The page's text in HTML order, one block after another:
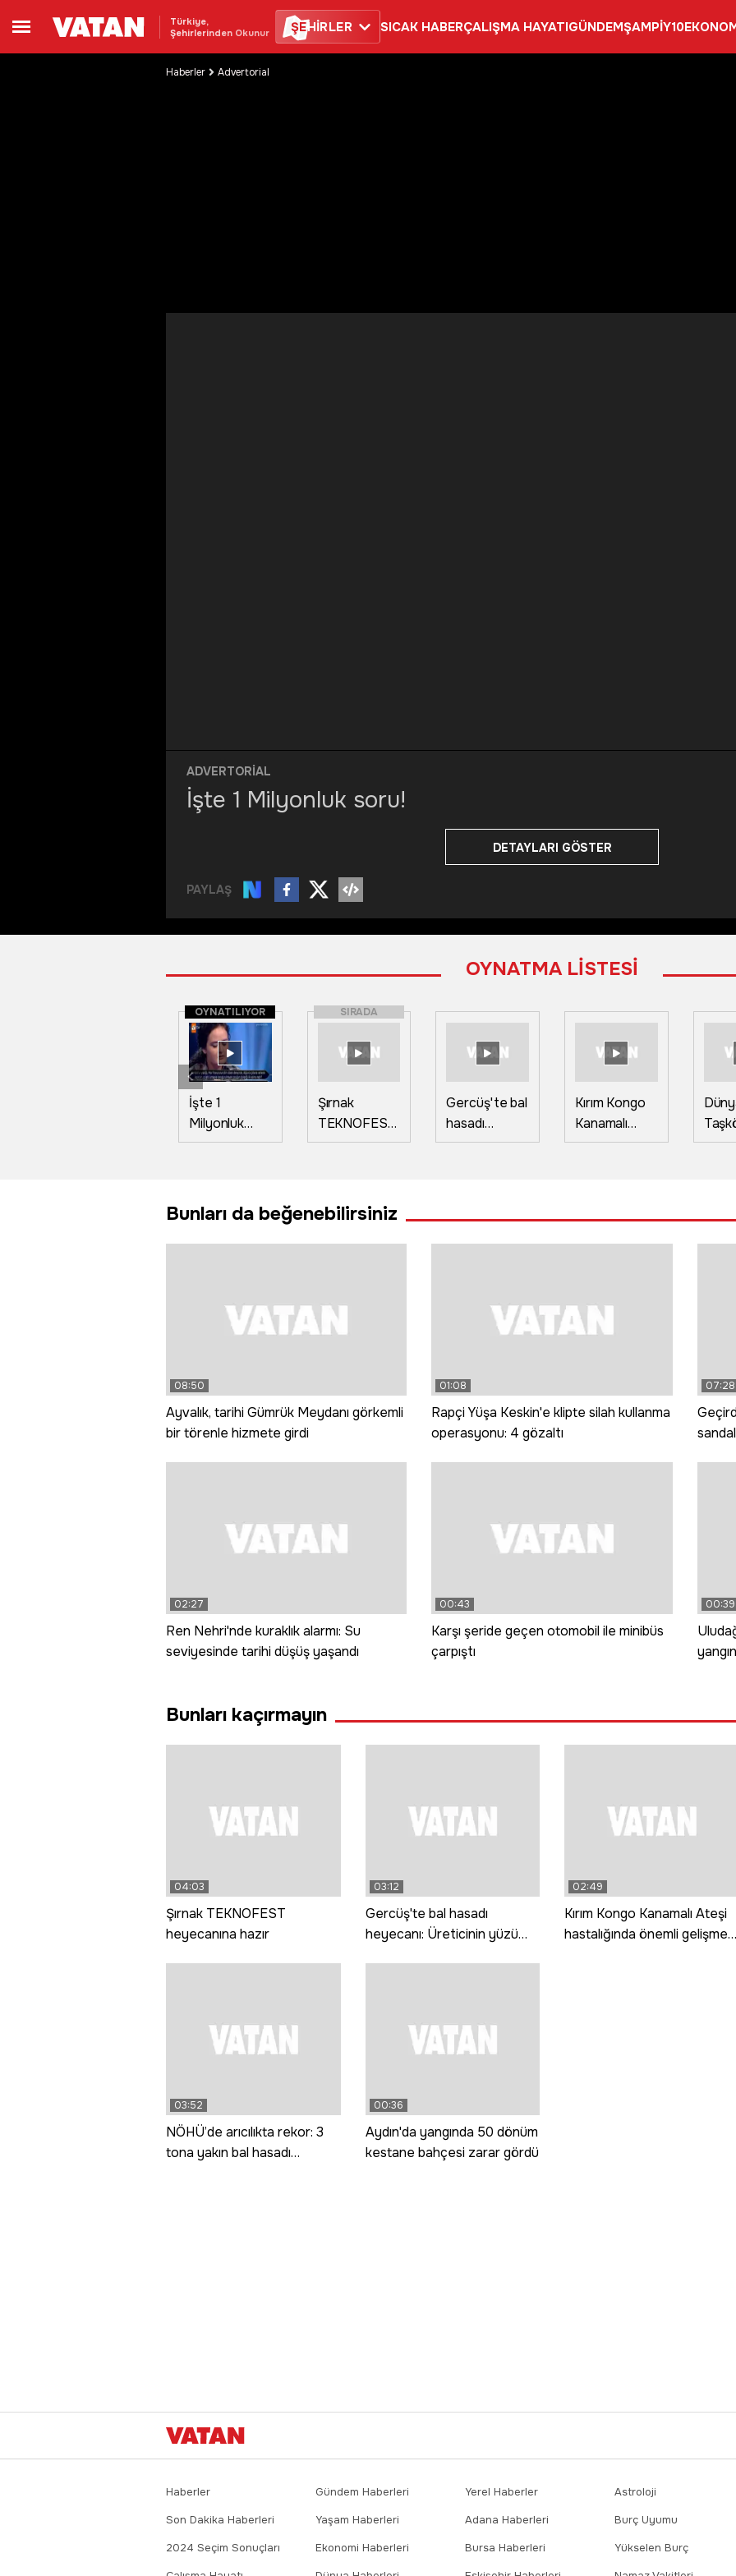
Türkiye,
Şehirlerinden Okunur
ŞEHİRLER SICAK HABERÇALIŞMA HAYATIGÜNDEMŞAMPİY10
Haberler Advertorial
ADVERTORİAL
İşte 1 Milyonluk soru!
DETAYLARI GÖSTER
PAYLAŞ
OYNATMA LİSTESİ
OYNATILIYOR
İşte 1
Milyonluk
soru!
SIRADA
Şırnak
TEKNOFEST
heyecanına
Gercüş'te bal
hasadı
heyecanı:
Kırım Kongo
Kanamalı
Ateşi
aşının ilk fazı
tamamlanmak
iyi
Bunları da beğenebilirsiniz
08:50
Ayvalık, tarihi Gümrük Meydanı görkemli
bir törenle hizmete girdi
01:08
Rapçi Yüşa Keskin'e klipte silah kullanma
operasyonu: 4 gözaltı
07:28
02:27
Ren Nehri'nde kuraklık alarmı: Su
seviyesinde tarihi düşüş yaşandı
00:43
Karşı şeride geçen otomobil ile minibüs
çarpıştı
00:39
Bunları kaçırmayın
04:03
Şırnak TEKNOFEST
heyecanına hazır
03:12
Gercüş'te bal hasadı
heyecanı: Üreticinin yüzü
02:49
Kırım Kongo Kanamalı Ateşi
hastalığında önemli gelişme;
03:52
NÖHÜ’de arıcılıkta rekor: 3
tona yakın bal hasadı
00:36
Aydın'da yangında 50 dönüm
kestane bahçesi zarar gördü
Haberler
Son Dakika Haberleri
2024 Seçim Sonuçları
Gündem Haberleri
Yaşam Haberleri
Ekonomi Haberleri
Yerel Haberler
Adana Haberleri
Bursa Haberleri
Astroloji
Burç Uyumu
Yükselen Burç